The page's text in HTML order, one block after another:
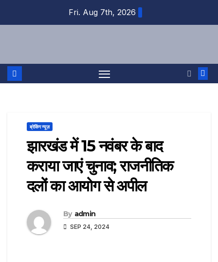
Fri. Aug 7th, 2026
ब्रेकिंग न्यूज़
झारखंड में 15 नवंबर के बाद
कराया जाएं चुनाव; राजनीतिक
दलों का आयोग से अपील
By admin
SEP 24, 2024